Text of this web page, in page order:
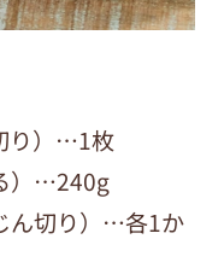
り）…1枚
）…240g
ん切り）…各1か